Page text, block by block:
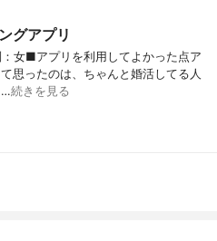
グアプリ
女■アプリを利用してよかった点ア
思ったのは、ちゃんと婚活してる人
…続きを見る